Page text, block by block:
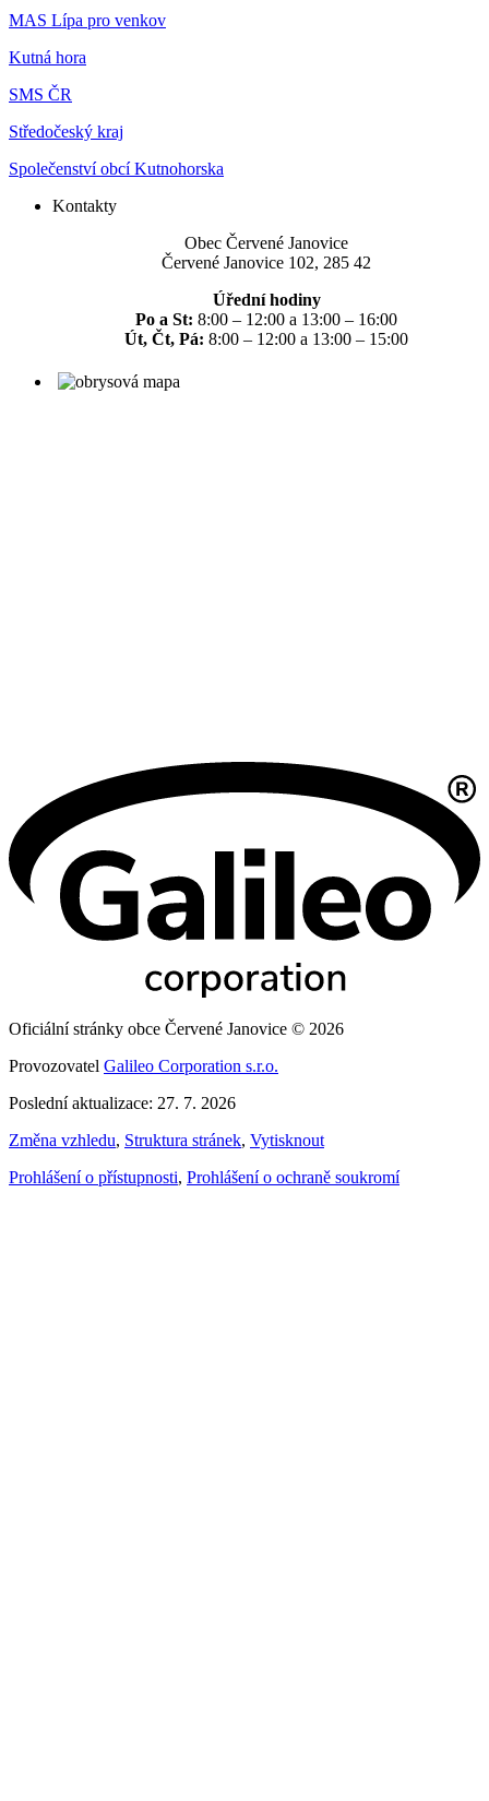
MAS Lípa pro venkov
Kutná hora
SMS ČR
Středočeský kraj
Společenství obcí Kutnohorska
Kontakty
Obec Červené Janovice
Červené Janovice 102, 285 42
Úřední hodiny
Po a St: 8:00 – 12:00 a 13:00 – 16:00
Út, Čt, Pá: 8:00 – 12:00 a 13:00 – 15:00
Oficiální stránky obce Červené Janovice © 2026
Provozovatel Galileo Corporation s.r.o.
Poslední aktualizace: 27. 7. 2026
Změna vzhledu, Struktura stránek, Vytisknout
Prohlášení o přístupnosti, Prohlášení o ochraně soukromí